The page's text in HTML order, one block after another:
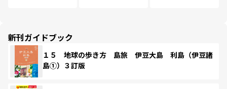
新刊ガイドブック
１５ 地球の歩き方 島旅 伊豆大島 利島（伊豆諸
島①）３訂版